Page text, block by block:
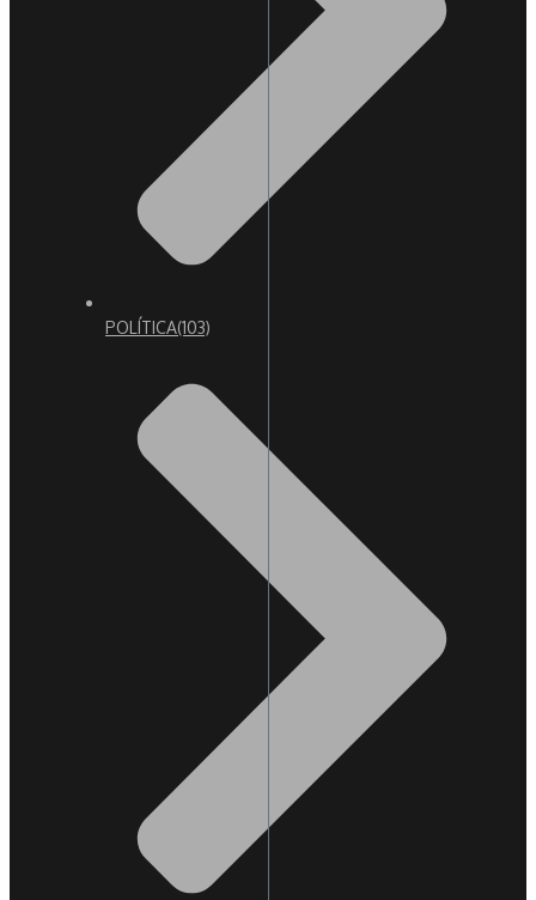
POLÍTICA(103)